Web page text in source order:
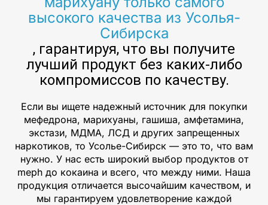
высокого качества из Усолья-
Сибирска
, гарантируя, что вы получите
лучший продукт без каких-либо
компромиссов по качеству.
Если вы ищете надежный источник для покупки
мефедрона, марихуаны, гашиша, амфетамина,
экстази, МДМА, ЛСД и других запрещенных
наркотиков, то Усолье-Сибирск — это то, что вам
нужно. У нас есть широкий выбор продуктов от
meph до кокаина и всего, что между ними. Наша
продукция отличается высочайшим качеством, и
мы гарантируем удовлетворение каждой